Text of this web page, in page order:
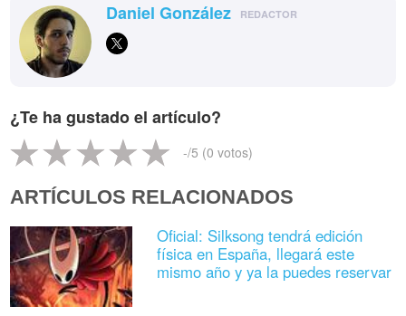
Daniel González REDACTOR
¿Te ha gustado el artículo?
-/5 (0 votos)
ARTÍCULOS RELACIONADOS
Oficial: Silksong tendrá edición
física en España, llegará este
mismo año y ya la puedes reservar